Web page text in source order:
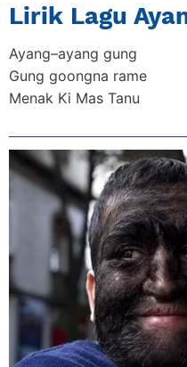
Lirik Lagu
Ayang–ayang gung
Gung goongna rame
Menak Ki Mas Tanu